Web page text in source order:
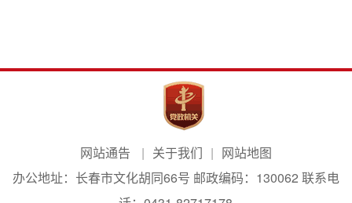
网站通告 关于我们
网站地图
办公地址：长春市文化胡同66号 邮政编码：130062 联系电